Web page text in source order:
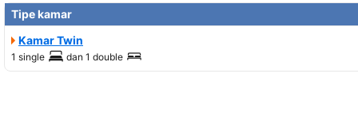
Tipe kamar
Kamar Twin
1 single dan 1 double